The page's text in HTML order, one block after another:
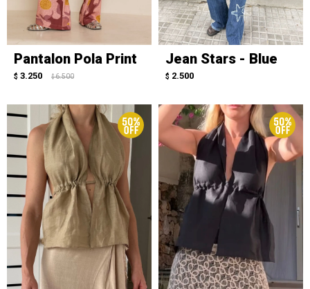
Pantalon Pola Print
$ 3.250 $ 6.500
Jean Stars - Blue
$ 2.500